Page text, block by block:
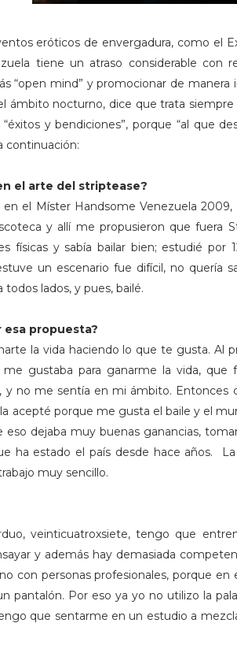
eróticos de envergadura, como el
tiene un atraso considerable con
“open mind” y promocionar de
nocturno, dice que trata siempre
“éxitos y bendiciones”, porque “al que
continuación:
el arte del striptease?
el Míster Handsome Venezuela 2009,
y allí me propusieron que fuera
físicas y sabía bailar bien; estudié por
un escenario fue difícil, no quería
lados, y pues, bailé.
esa propuesta?
la vida haciendo lo que te gusta. Al
gustaba para ganarme la vida, que
y no me sentía en mi ámbito. Entonces
acepté porque me gusta el baile y el
eso dejaba muy buenas ganancias,
ha estado el país desde hace años.
muy sencillo.
veinticuatroxsiete, tengo que
y además hay demasiada
con personas profesionales, porque
pantalón. Por eso ya yo no utilizo la
que sentarme en un estudio a